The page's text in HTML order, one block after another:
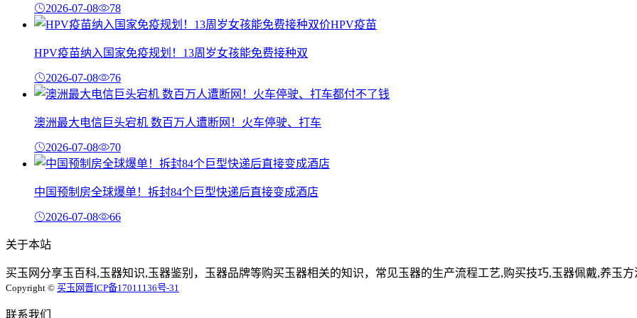
2026-07-08 78
HPV疫苗纳入国家免疫规划！13周岁女孩能免费接种双
2026-07-08 76
澳洲最大电信巨头宕机 数百万人遭断网！火车停驶、打车
2026-07-08 70
中国预制房全球爆单！拆封84个巨型快递后直接变成酒店
2026-07-08 66
关于本站
买玉网分享玉百科,玉器知识,玉器鉴别，玉器品牌等购买玉器相关的知识，常见玉器的生产流程工艺,购买技巧,玉器佩戴,养玉方
Copyright © 买玉网晋ICP备17011136号-31
联系我们